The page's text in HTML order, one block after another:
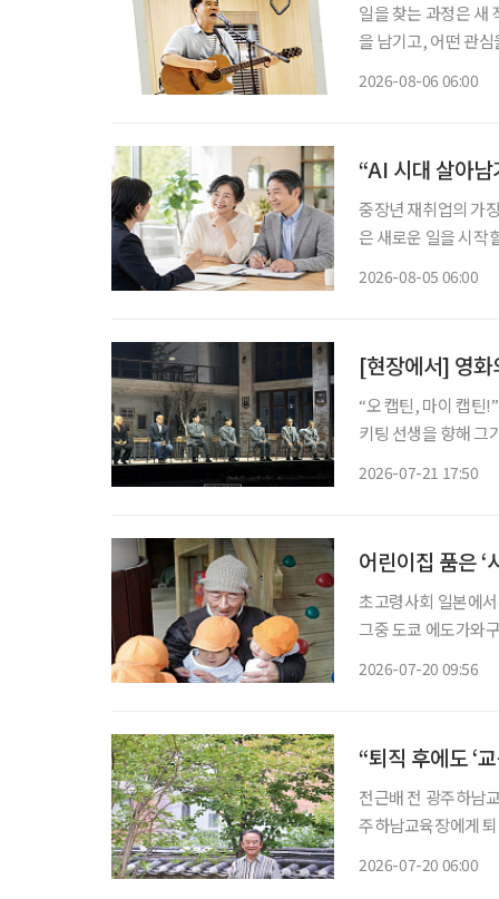
일을 찾는 과정은 새
을 남기고, 어떤 관
2026-08-06 06:00
“AI 시대 살아
중장년 재취업의 가
은 새로운 일을 시작
2026-08-05 06:00
[현장에서] 영화
“오 캡틴, 마이 캡틴!” 학생들이 하나둘 책상 위로 올라섰다. 학교에서 쫓겨나 교실을 떠
키팅 선생을 향해 그
2026-07-21 17:50
어린이집 품은 ‘
초고령사회 일본에
그중 도쿄 에도가와
2026-07-20 09:56
“퇴직 후에도 ‘
전근배 전 광주하남교육장 많은 사람이 퇴직을 인생의 쉼표라고 말한다
주하남교육장에게
2026-07-20 06:00